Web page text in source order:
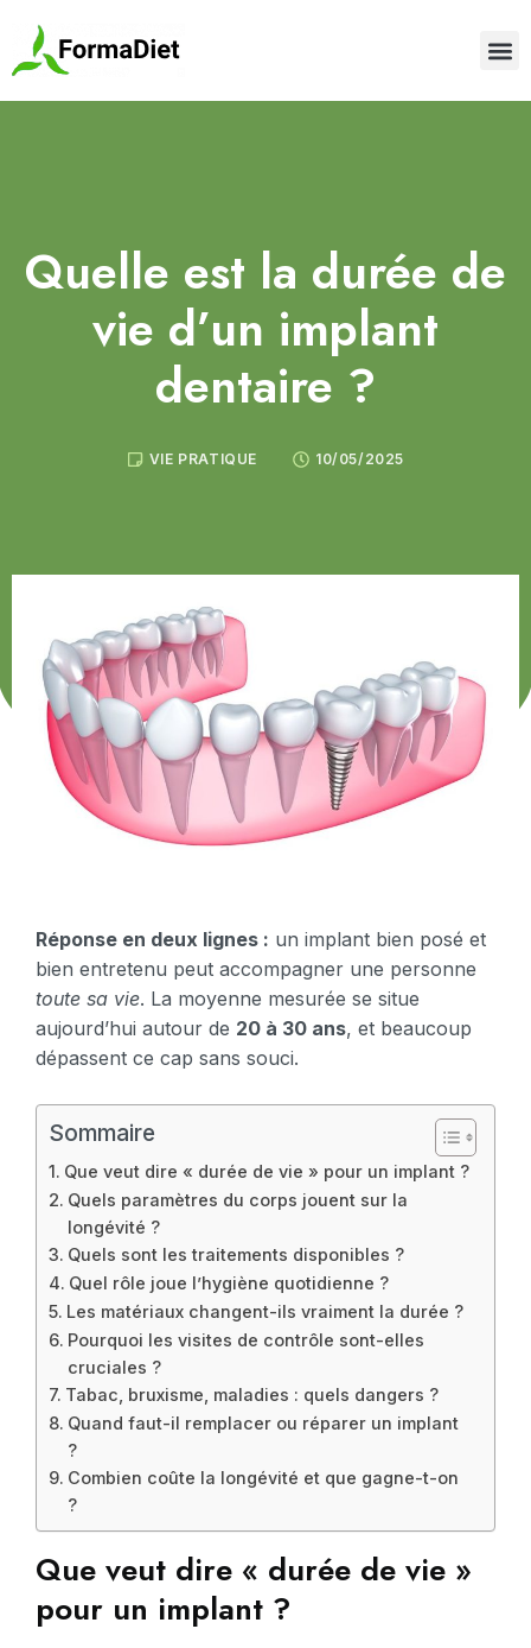
Quelle est la durée de
vie d’un implant
dentaire ?
VIE PRATIQUE 10/05/2025
Réponse en deux lignes : un implant bien posé et
bien entretenu peut accompagner une personne
toute sa vie. La moyenne mesurée se situe
aujourd’hui autour de 20 à 30 ans, et beaucoup
dépassent ce cap sans souci.
Sommaire
Que veut dire « durée de vie » pour un implant ?
Quels paramètres du corps jouent sur la
longévité ?
Quels sont les traitements disponibles ?
Quel rôle joue l’hygiène quotidienne ?
Les matériaux changent-ils vraiment la durée ?
Pourquoi les visites de contrôle sont-elles
cruciales ?
Tabac, bruxisme, maladies : quels dangers ?
Quand faut-il remplacer ou réparer un implant
?
Combien coûte la longévité et que gagne-t-on
?
Que veut dire « durée de vie »
pour un implant ?